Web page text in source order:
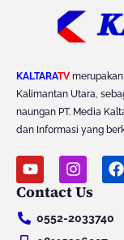
KALTARATV
Kalimantan Utara,
naungan PT. Media
dan Informasi yang
Y
o
u
u
I
n
s
a
F
a
Contact Us
0552-2033740